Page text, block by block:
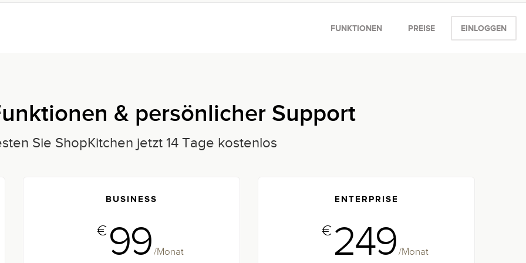
FUNKTIONEN PREISE EINLOGGEN
& persönlicher Support
Sie ShopKitchen jetzt 14 Tage kostenlos
BUSINESS
€
99/Monat
ENTERPRISE
€
249/Monat